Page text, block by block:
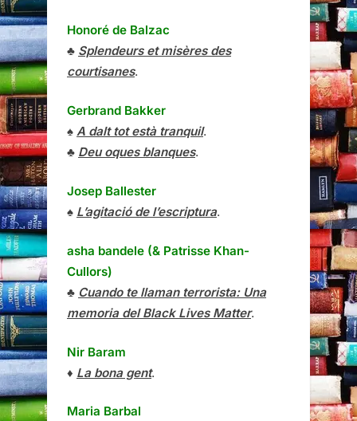
Honoré de Balzac
♣ Splendeurs et misères des
courtisanes.
Gerbrand Bakker
♠ A dalt tot està tranquil.
♣ Deu oques blanques.
Josep Ballester
♠ L’agitació de l’escriptura.
asha bandele (& Patrisse Khan-
Cullors)
♣ Cuando te llaman terrorista: Una
memoria del Black Lives Matter.
Nir Baram
♦ La bona gent.
Maria Barbal